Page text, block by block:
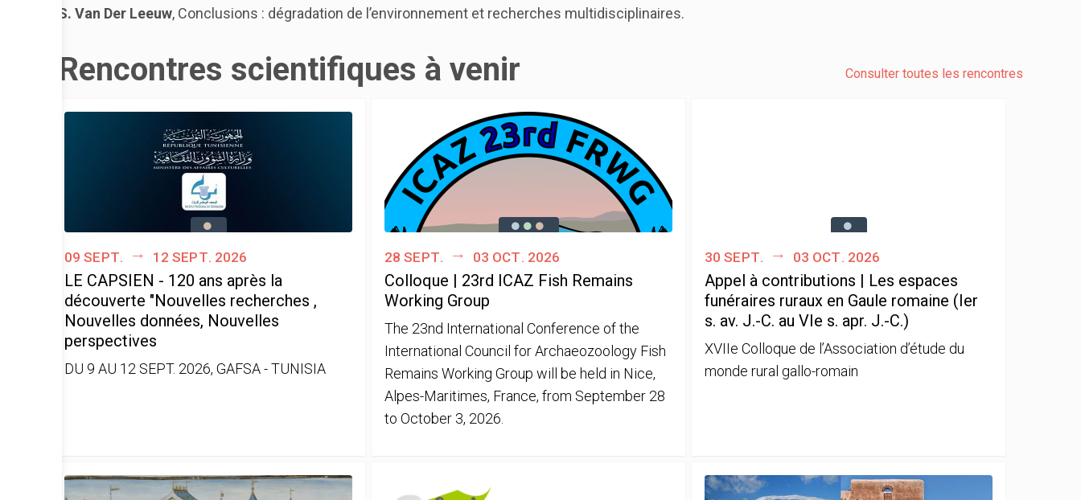
S. Van Der Leeuw, Conclusions : dégradation de l’environnement et recherches multidisciplinaires.
Rencontres scientifiques à venir Consulter toutes les rencontres
09 sept. 12 sept. 2026
LE CAPSIEN - 120 ans après la
découverte "Nouvelles recherches ,
Nouvelles données, Nouvelles
perspectives
DU 9 AU 12 SEPT. 2026, GAFSA - TUNISIA
28 sept. 03 oct. 2026
Colloque | 23rd ICAZ Fish Remains
Working Group
The 23nd International Conference of the
International Council for Archaeozoology Fish
Remains Working Group will be held in Nice,
Alpes-Maritimes, France, from September 28
to October 3, 2026.
30 sept. 03 oct. 2026
Appel à contributions | Les espaces
funéraires ruraux en Gaule romaine (Ier
s. av. J.-C. au VIe s. apr. J.-C.)
XVIIe Colloque de l’Association d’étude du
monde rural gallo-romain